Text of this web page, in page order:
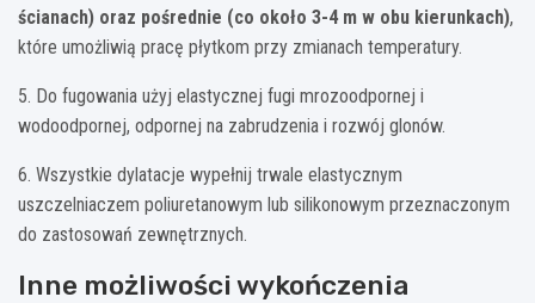
ścianach) oraz pośrednie (co około 3-4 m w obu kierunkach),
które umożliwią pracę płytkom przy zmianach temperatury.
5. Do fugowania użyj elastycznej fugi mrozoodpornej i
wodoodpornej, odpornej na zabrudzenia i rozwój glonów.
6. Wszystkie dylatacje wypełnij trwale elastycznym
uszczelniaczem poliuretanowym lub silikonowym przeznaczonym
do zastosowań zewnętrznych.
Inne możliwości wykończenia